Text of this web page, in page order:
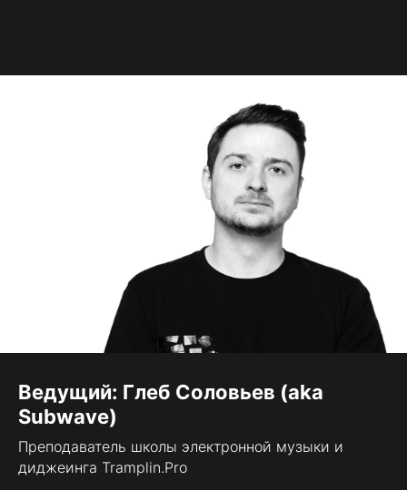
Ведущий: Глеб Соловьев (aka
Subwave)
Преподаватель школы электронной музыки и
диджеинга Tramplin.Pro